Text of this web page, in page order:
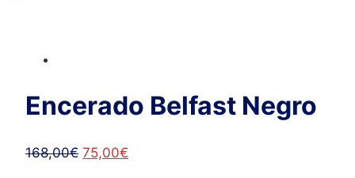
Encerado Belfast Negro
168,00€ El
75,00€